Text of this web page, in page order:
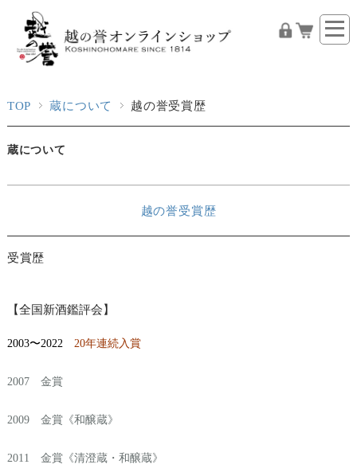
TOP 蔵について 越の誉受賞歴
蔵について
越の誉受賞歴
受賞歴
【全国新酒鑑評会】
2003〜2022 20年連続入賞
2007 金賞
2009 金賞《和醸蔵》
2011 金賞《清澄蔵・和醸蔵》